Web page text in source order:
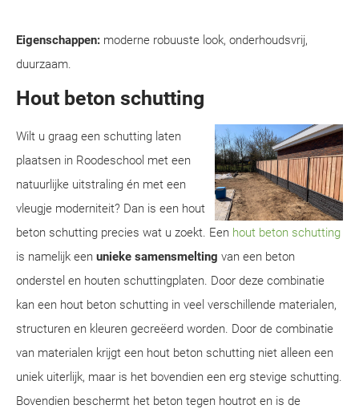
Eigenschappen: moderne robuuste look, onderhoudsvrij,
duurzaam.
Hout beton schutting
Wilt u graag een schutting laten
plaatsen in Roodeschool met een
natuurlijke uitstraling én met een
vleugje moderniteit? Dan is een hout
beton schutting precies wat u zoekt. Een hout beton schutting
is namelijk een unieke samensmelting van een beton
onderstel en houten schuttingplaten. Door deze combinatie
kan een hout beton schutting in veel verschillende materialen,
structuren en kleuren gecreëerd worden. Door de combinatie
van materialen krijgt een hout beton schutting niet alleen een
uniek uiterlijk, maar is het bovendien een erg stevige schutting.
Bovendien beschermt het beton tegen houtrot en is de